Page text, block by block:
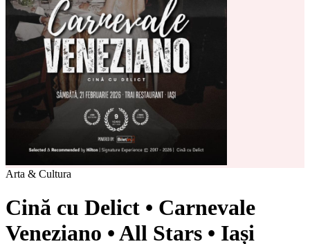
Arta & Cultura
Cină cu Delict • Carnevale
Veneziano • All Stars • Iași